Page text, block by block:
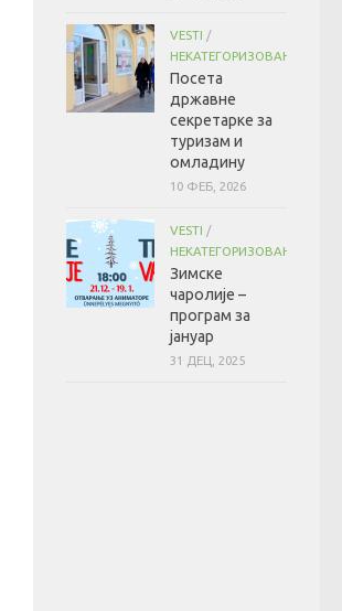
VESTI /
НЕКАТЕГОРИЗОВАНО
Посета
државне
секретарке за
туризам и
омладину
10 ФЕБ, 2026
VESTI /
НЕКАТЕГОРИЗОВАНО
Зимске
чаролије –
програм за
јануар
31 ДЕЦ, 2025